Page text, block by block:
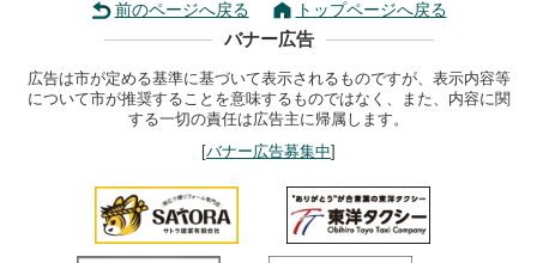
前のページへ戻る トップページへ戻る
バナー広告
広告は市が定める基準に基づいて表示されるものですが、表示内容等
について市が推奨することを意味するものではなく、また、内容に関
する一切の責任は広告主に帰属します。
[バナー広告募集中]